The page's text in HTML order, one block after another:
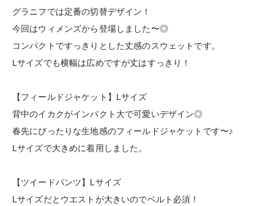
グラニフでは定番の切替デザイン！
今回はウィメンズから登場しました〜◎
コンパクトですっきりとした丈感のスウェットです。
Lサイズでも横幅は広めですが丈はすっきり！
【フィールドジャケット】Lサイズ
背中のイカクがインパクト大で可愛いデザイン◎
春先にぴったりな生地感のフィールドジャケットです〜♪
Lサイズで大きめに着用しました。
【ツイードパンツ】Lサイズ
Lサイズだとウエストが大きいのでベルト必須！